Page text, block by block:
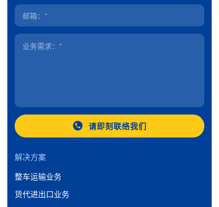
请即刻联络我们
解决方案
整车运输业务
货代进出口业务